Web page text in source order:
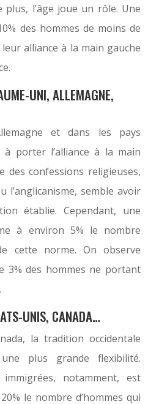
plus, l’âge joue un rôle. Une
des hommes de moins de
alliance à la main gauche
UNI, ALLEMAGNE,
et dans les pays
à porter l’alliance à la main
des confessions religieuses,
l’anglicanisme, semble avoir
établie. Cependant, une
à environ 5% le nombre
cette norme. On observe
3% des hommes ne portant
UNIS, CANADA…
la tradition occidentale
plus grande flexibilité.
immigrées, notamment, est
le nombre d’hommes qui